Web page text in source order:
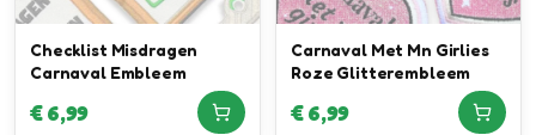
Checklist Misdragen
Carnaval Embleem
€6,99
Carnaval Met Mn Girlies
Roze Glitterembleem
€6,99